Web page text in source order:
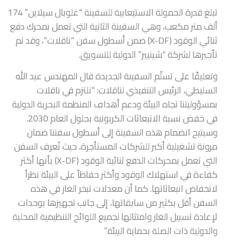
تبلغ قدرة الحمولة الاستيعابية للسفينة “غلوبال سيلاين” 174
ألف متر مكعب، وهي السفينة الثانية التي تعمل بمحرك دفع
ثنائي الوقود (X-DF) ضمن أسطول سفن “ناقلات”، وقد تم
تأجيرها لشركة “شينيير” الدولية للتسويق.
وتعليقًا على تسلّم السفينة الجديدة قال المهندس عبد الله
السليطي، الرئيس التنفيذي لناقلات: “نلتزم في ناقلات
بمسؤوليتنا تجاه البيئة ودعم أهداف المنظمة البحرية الدولية
في خفض نسبة الانبعاثات الكربونية بحلول العام 2030.
وسيتيح انضمام هذه السفينة إلى أسطول سفننا ضمان
مرونة تشغيلية أكبر للشركات المستأجرة، حيث تُعرف السفن
التي تعمل بمحركات الدفع ثنائية الوقود (X-DF) بأنها أكثر
كفاءة في استهلاك الوقود وأكثر حفاظاً على البيئة نظراً
لانخفاض انبعاثاتها. كما أن معدلات تبخر الغاز في هذه
السفن أقل بكثير من سابقاتها، إلى جانب تجهيزها بوحدات
لإعادة تسييل الغاز وامتثالها لجميع اللوائح التنظيمية المحلية
والدولية ذات الصلة بحماية البيئة.”